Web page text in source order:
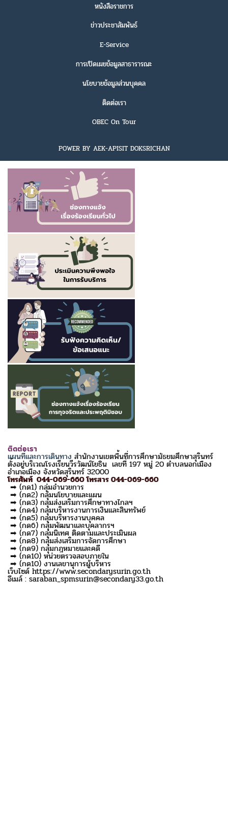
หนังสือราชการ
ข่าวประชาสัมพันธ์
E-Service
การเปิดเผยข้อมูลสาธารารณะ
นโยบายข้อมูลส่วนบุคคล
ติดต่อเรา
OBEC On Tour
POWER BY AEK-APISIT DOKSRICHAN
ติดต่อเรา
แผนที่และการเดินทางสำนักงานเขตพื้นที่การศึกษามัธยมศึกษาสุรินทร์
ตั้งอยู่บริเวณโรงเรียนวีรวัฒน์โยธิน เลขที่ 197 หมู่ 20 ตำบลนอกเมือง
อำเภอเมือง จังหวัดสุรินทร์ 32000
โทรศัพท์ 044-069-660 โทรสาร 044-069-660
➡ (กด1) กลุ่มอำนวยการ
➡ (กด2) กลุ่มนโยบายและแผน
➡ (กด3) กลุ่มส่งเสริมการศึกษาทางไกลฯ
➡ (กด4) กลุ่มบริหารงานการเงินและสินทรัพย์
➡ (กด5) กลุ่มบริหารงานบุคคล
➡ (กด6) กลุ่มพัฒนาและบุคลากรฯ
➡ (กด7) กลุ่มนิเทศ ติดตามและประเมินผล
➡ (กด8) กลุ่มส่งเสริมการจัดการศึกษา
➡ (กด9) กลุ่มกฎหมายและคดี
➡ (กด10) หน่วยตรวจสอบภายใน
➡ (กด10) งานเลขานุการผู้บริหาร
เว็บไซด์ https://www.secondarysurin.go.th
อีเมล์ : saraban_spmsurin@secondary33.go.th